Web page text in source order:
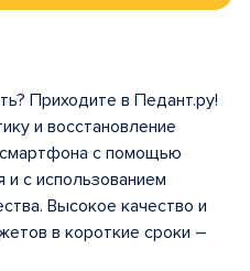
Приходите в Педант.ру!
и восстановление
с помощью
с использованием
Высокое качество и
в короткие сроки –